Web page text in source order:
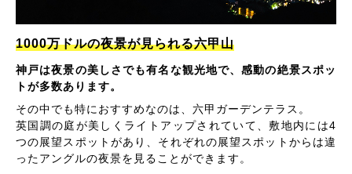
1000万ドルの夜景が見られる六甲山
神戸は夜景の美しさでも有名な観光地で、感動の絶景スポッ
トが多数あります。
その中でも特におすすめなのは、六甲ガーデンテラス。
英国調の庭が美しくライトアップされていて、敷地内には4
つの展望スポットがあり、それぞれの展望スポットからは違
ったアングルの夜景を見ることができます。